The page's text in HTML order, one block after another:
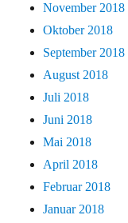
November 2018
Oktober 2018
September 2018
August 2018
Juli 2018
Juni 2018
Mai 2018
April 2018
Februar 2018
Januar 2018